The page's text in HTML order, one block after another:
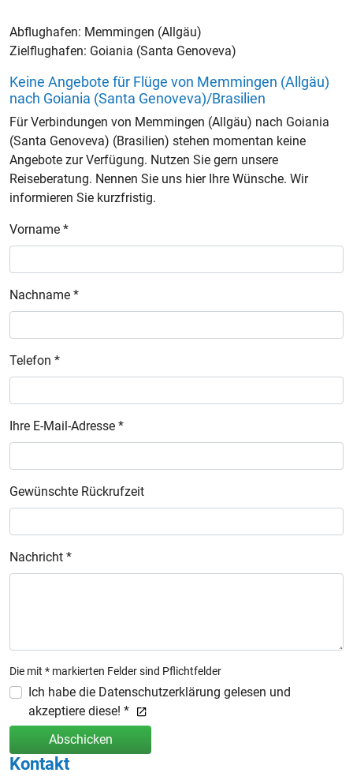
Abflughafen: Memmingen (Allgäu)
Zielflughafen: Goiania (Santa Genoveva)
Keine Angebote für Flüge von Memmingen (Allgäu)
nach Goiania (Santa Genoveva)/Brasilien
Für Verbindungen von Memmingen (Allgäu) nach Goiania
(Santa Genoveva) (Brasilien) stehen momentan keine
Angebote zur Verfügung. Nutzen Sie gern unsere
Reiseberatung. Nennen Sie uns hier Ihre Wünsche. Wir
informieren Sie kurzfristig.
Vorname *
Nachname *
Telefon *
Ihre E-Mail-Adresse *
Gewünschte Rückrufzeit
Nachricht *
Die mit * markierten Felder sind Pflichtfelder
Ich habe die Datenschutzerklärung gelesen und
akzeptiere diese! *
Abschicken
Kontakt